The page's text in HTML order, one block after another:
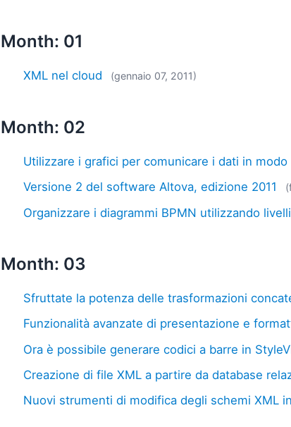
Month: 01
XML nel cloud (gennaio 07, 2011)
Month: 02
Utilizzare i grafici per comunicare i dati in
Versione 2 del software Altova, edizione 2011
Organizzare i diagrammi BPMN utilizzando livelli
Month: 03
Sfruttate la potenza delle trasformazioni
Funzionalità avanzate di presentazione e
Ora è possibile generare codici a barre in
Creazione di file XML a partire da database
Nuovi strumenti di modifica degli schemi XML